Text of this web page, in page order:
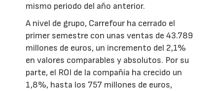
mismo periodo del año anterior.
A nivel de grupo, Carrefour ha cerrado el
primer semestre con unas ventas de 43.789
millones de euros, un incremento del 2,1%
en valores comparables y absolutos. Por su
parte, el ROI de la compañía ha crecido un
1,8%, hasta los 757 millones de euros,